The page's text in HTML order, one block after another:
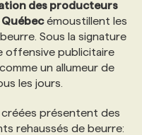
des producteurs
émoustillent les
Sous la signature
offensive publicitaire
un allumeur de
les jours.
présentent des
rehaussés de beurre: